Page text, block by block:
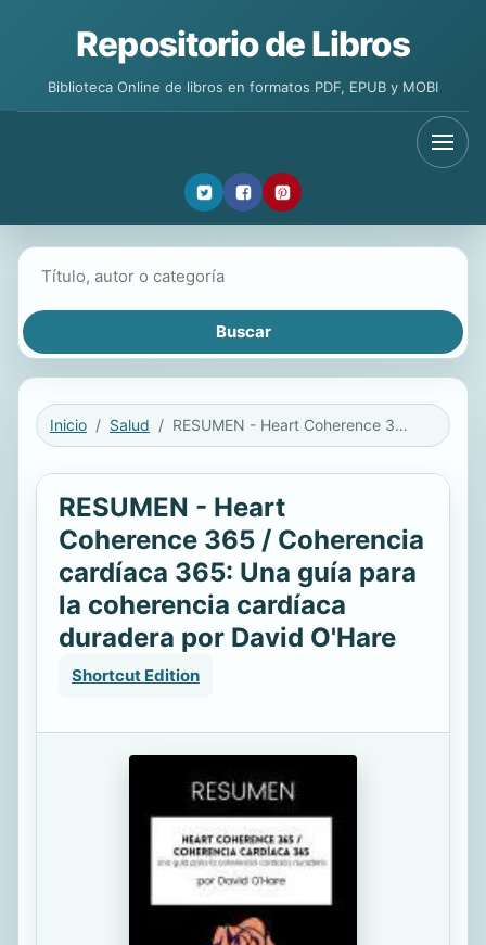
Repositorio de Libros
Biblioteca Online de libros en formatos PDF, EPUB y MOBI
Inicio Salud RESUMEN - Heart Coherence 365 / Coherencia cardíaca 365: Una guía para la coherencia cardíaca duradera por David O'Hare
RESUMEN - Heart
Coherence 365 / Coherencia
cardíaca 365: Una guía para
la coherencia cardíaca
duradera por David O'Hare
Shortcut Edition